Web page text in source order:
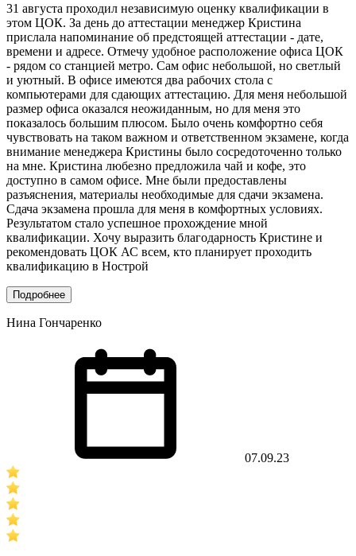
31 августа проходил независимую оценку квалификации в
этом ЦОК. За день до аттестации менеджер Кристина
прислала напоминание об предстоящей аттестации - дате,
времени и адресе. Отмечу удобное расположение офиса ЦОК
- рядом со станцией метро. Сам офис небольшой, но светлый
и уютный. В офисе имеются два рабочих стола с
компьютерами для сдающих аттестацию. Для меня небольшой
размер офиса оказался неожиданным, но для меня это
показалось большим плюсом. Было очень комфортно себя
чувствовать на таком важном и ответственном экзамене, когда
внимание менеджера Кристины было сосредоточенно только
на мне. Кристина любезно предложила чай и кофе, это
доступно в самом офисе. Мне были предоставлены
разъяснения, материалы необходимые для сдачи экзамена.
Сдача экзамена прошла для меня в комфортных условиях.
Результатом стало успешное прохождение мной
квалификации. Хочу выразить благодарность Кристине и
рекомендовать ЦОК АС всем, кто планирует проходить
квалификацию в Нострой
Подробнее
Нина Гончаренко
07.09.23